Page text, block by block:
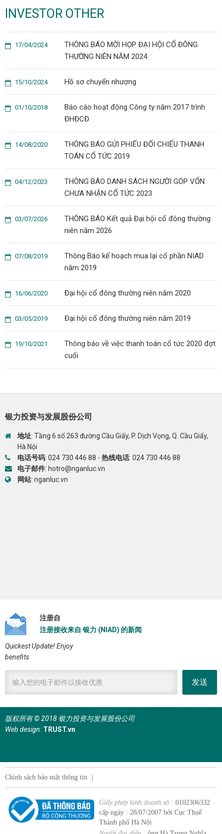
INVESTOR OTHER
THÔNG BÁO MỜI HỌP ĐẠI HỘI CỔ ĐÔNG
THƯỜNG NIÊN NĂM 2024
17/04/2024
Hồ sơ chuyển nhượng
15/10/2024
Báo cáo hoạt động Công ty năm 2017 trình
ĐHĐCĐ
01/10/2018
THÔNG BÁO GỬI PHIẾU ĐỐI CHIẾU THANH
TOÁN CỔ TỨC 2019
14/08/2020
THÔNG BÁO DANH SÁCH NGƯỜI GÓP VỐN
CHƯA NHẬN CỔ TỨC 2023
04/12/2023
THÔNG BÁO Kết quả Đại hội cổ đông thường
niên năm 2026
03/07/2026
Thông Báo kế hoạch mua lại cổ phần NIAD
năm 2019
07/08/2019
Đại hội cổ đông thường niên năm 2020
16/06/2020
Đại hội cổ đông thường niên năm 2019
03/05/2019
Thông báo về việc thanh toán cổ tức 2020 đợt
cuối
19/10/2021
银力投资与发展股份公司
地址: Tầng 6 số 263 đường Cầu Giấy, P. Dịch Vọng, Q. Cầu Giấy,
Hà Nội
电话号码: 024 730 446 88 - 热线电话: 024 730 446 88
电子邮件: hotro@nganluc.vn
网站: nganluc.vn
注册自
注册接收来自 银力 (NIAD) 的新闻
Quickest Update! Enjoy
benefits
发送
版权所有 © 2018 银力投资与发展股份公司
Web design: TRUST.vn
Chính sách bảo mật thông tin
Giấy phép kinh doanh số : 0102306332
cấp ngày : 28/07/2007 bởi Cục Thuế
Thành phố Hà Nội